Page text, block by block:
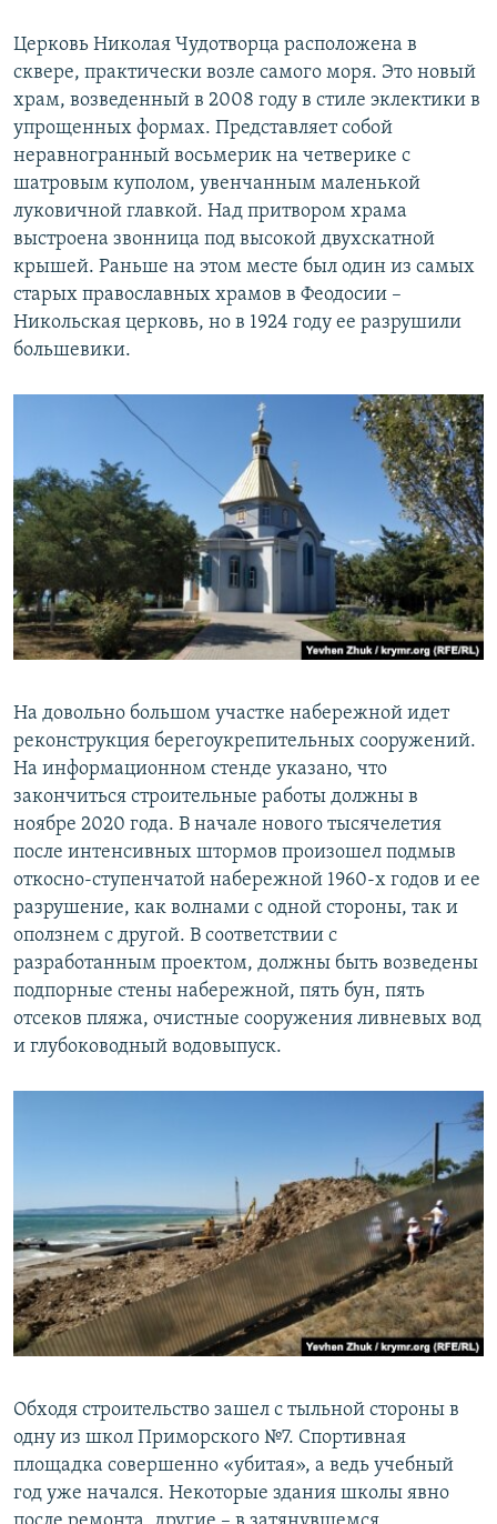
Церковь Николая Чудотворца расположена в
сквере, практически возле самого моря. Это новый
храм, возведенный в 2008 году в стиле эклектики в
упрощенных формах. Представляет собой
неравногранный восьмерик на четверике с
шатровым куполом, увенчанным маленькой
луковичной главкой. Над притвором храма
выстроена звонница под высокой двухскатной
крышей. Раньше на этом месте был один из самых
старых православных храмов в Феодосии –
Никольская церковь, но в 1924 году ее разрушили
большевики.
На довольно большом участке набережной идет
реконструкция берегоукрепительных сооружений.
На информационном стенде указано, что
закончиться строительные работы должны в
ноябре 2020 года. В начале нового тысячелетия
после интенсивных штормов произошел подмыв
откосно-ступенчатой набережной 1960-х годов и ее
разрушение, как волнами с одной стороны, так и
оползнем с другой. В соответствии с
разработанным проектом, должны быть возведены
подпорные стены набережной, пять бун, пять
отсеков пляжа, очистные сооружения ливневых вод
и глубоководный водовыпуск.
Обходя строительство зашел с тыльной стороны в
одну из школ Приморского №7. Спортивная
площадка совершенно «убитая», а ведь учебный
год уже начался. Некоторые здания школы явно